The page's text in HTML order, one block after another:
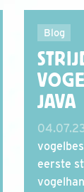
Blog
JAVA
eerste